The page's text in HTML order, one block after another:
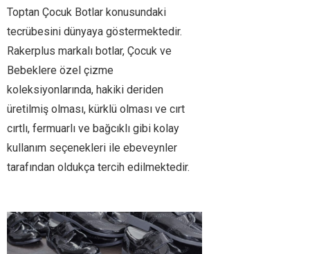
Toptan Çocuk Botlar konusundaki
tecrübesini dünyaya göstermektedir.
Rakerplus markalı botlar, Çocuk ve
Bebeklere özel çizme
koleksiyonlarında, hakiki deriden
üretilmiş olması, kürklü olması ve cırt
cırtlı, fermuarlı ve bağcıklı gibi kolay
kullanım seçenekleri ile ebeveynler
tarafından oldukça tercih edilmektedir.